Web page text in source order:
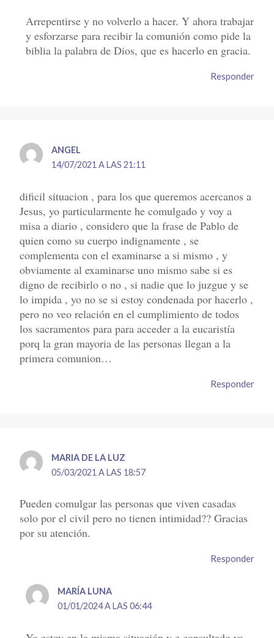
Arrepentirse y no volverlo a hacer. Y ahora trabajar
y esforzarse para recibir la comunión como pide la
biblia la palabra de Dios, que es hacerlo en gracia.
Responder
ANGEL
14/07/2021 A LAS 21:11
dificil situacion , para los que queremos acercanos a
Jesus, yo particularmente he comulgado y voy a
misa a diario , considero que la frase de Pablo de
quien como su cuerpo indignamente , se
complementa con el examinarse a si mismo , y
obviamente al examinarse uno mismo sabe si es
digno de recibirlo o no , si nadie que lo juzgue y se
lo impida , yo no se si estoy condenada por hacerlo ,
pero no veo relación en el cumplimiento de todos
los sacramentos para para acceder a la eucaristía
porq la gran mayoria de las personas llegan a la
primera comunion…
Responder
MARIA DE LA LUZ
05/03/2021 A LAS 18:57
Pueden comulgar las personas que viven casadas
solo por el civil pero no tienen intimidad?? Gracias
por su atención.
Responder
MARÍA LUNA
01/01/2024 A LAS 06:44